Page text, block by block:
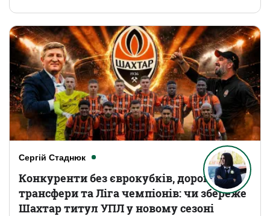
Сергій Стаднюк
Конкуренти без єврокубків, дорогі
трансфери та Ліга чемпіонів: чи збереже
Шахтар титул УПЛ у новому сезоні